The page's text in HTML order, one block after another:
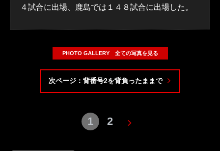
４試合に出場、鹿島では１４８試合に出場した。
PHOTO GALLERY 全ての写真を見る
次ページ：背番号2を背負ったままで
1 2